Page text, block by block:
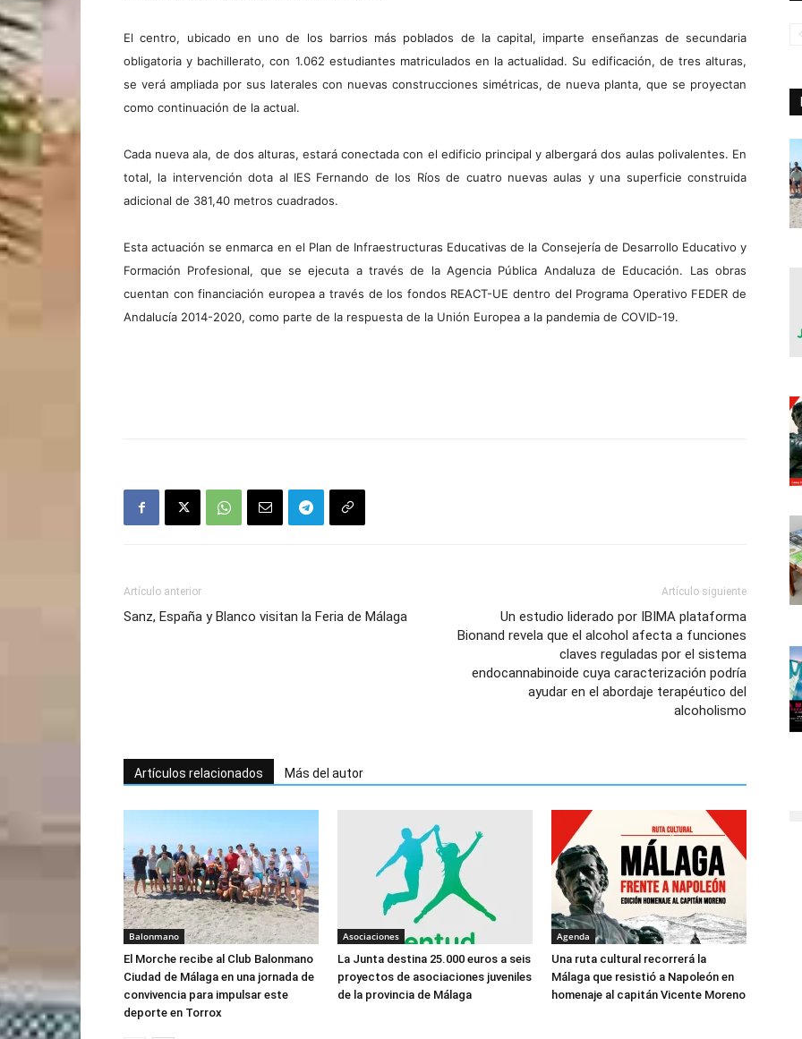
El centro, ubicado en uno de los barrios más poblados de la capital, imparte enseñanzas de secundaria
obligatoria y bachillerato, con 1.062 estudiantes matriculados en la actualidad. Su edificación, de tres alturas,
se verá ampliada por sus laterales con nuevas construcciones simétricas, de nueva planta, que se proyectan
como continuación de la actual.
Cada nueva ala, de dos alturas, estará conectada con el edificio principal y albergará dos aulas polivalentes. En
total, la intervención dota al IES Fernando de los Ríos de cuatro nuevas aulas y una superficie construida
adicional de 381,40 metros cuadrados.
Esta actuación se enmarca en el Plan de Infraestructuras Educativas de la Consejería de Desarrollo Educativo y
Formación Profesional, que se ejecuta a través de la Agencia Pública Andaluza de Educación. Las obras
cuentan con financiación europea a través de los fondos REACT-UE dentro del Programa Operativo FEDER de
Andalucía 2014-2020, como parte de la respuesta de la Unión Europea a la pandemia de COVID-19.
Artículo anterior
Sanz, España y Blanco visitan la Feria de Málaga
Artículo siguiente
Un estudio liderado por IBIMA plataforma
Bionand revela que el alcohol afecta a funciones
claves reguladas por el sistema
endocannabinoide cuya caracterización podría
ayudar en el abordaje terapéutico del
alcoholismo
Artículos relacionados Más del autor
Balonmano
El Morche recibe al Club Balonmano
Ciudad de Málaga en una jornada de
convivencia para impulsar este
deporte en Torrox
Asociaciones
La Junta destina 25.000 euros a seis
proyectos de asociaciones juveniles
de la provincia de Málaga
Agenda
Una ruta cultural recorrerá la
Málaga que resistió a Napoleón en
homenaje al capitán Vicente Moreno